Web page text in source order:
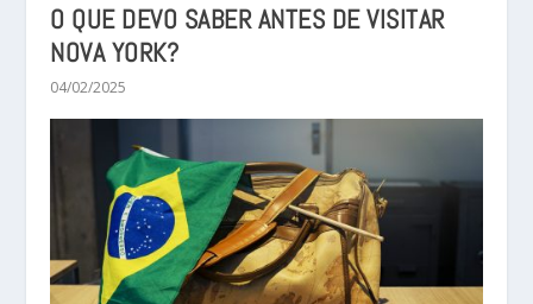
O QUE DEVO SABER ANTES DE VISITAR
NOVA YORK?
04/02/2025